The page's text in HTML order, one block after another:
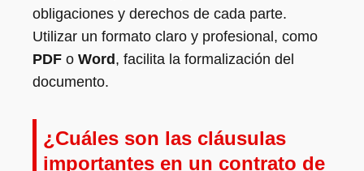
obligaciones y derechos de cada parte.
Utilizar un formato claro y profesional, como
PDF o Word , facilita la formalización del
documento.
¿Cuáles son las cláusulas
importantes en un contrato de